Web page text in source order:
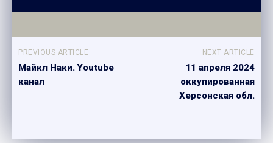
PREVIOUS ARTICLE
Майкл Наки. Youtube
канал
NEXT ARTICLE
11 апреля 2024
оккупированная
Херсонская обл.